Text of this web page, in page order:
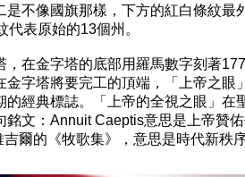
不像國旗那樣，下方的紅白條紋最
表原始的13個州。
在金字塔的底部用羅馬數字刻著
字塔將要完工的頂端，「上帝之眼
經典標誌。「上帝的全視之眼」在
文：Annuit Caeptis意思是上帝贊佑